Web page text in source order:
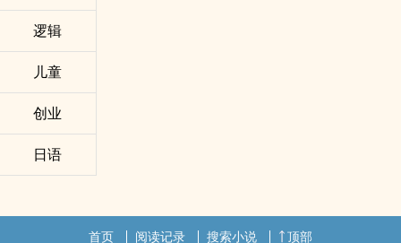
逻辑
儿童
创业
日语
首页 阅读记录 搜索小说 顶部